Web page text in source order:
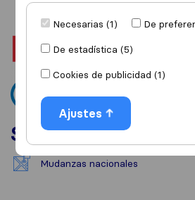
Servicios
Mudanzas nacionales
Necesarias (1)
De
De estadística (5)
Cookies de publicidad (1)
Ajustes